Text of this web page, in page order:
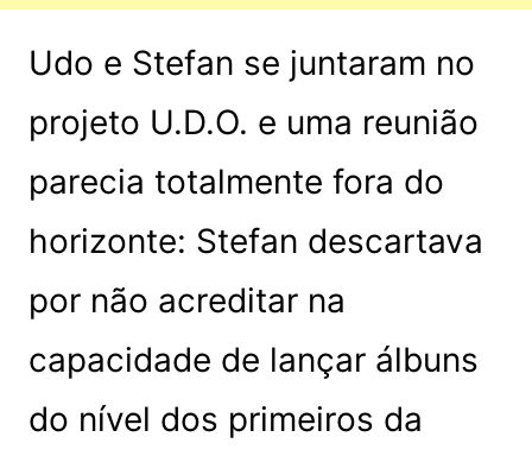
Udo e Stefan se juntaram no
projeto U.D.O. e uma reunião
parecia totalmente fora do
horizonte: Stefan descartava
por não acreditar na
capacidade de lançar álbuns
do nível dos primeiros da